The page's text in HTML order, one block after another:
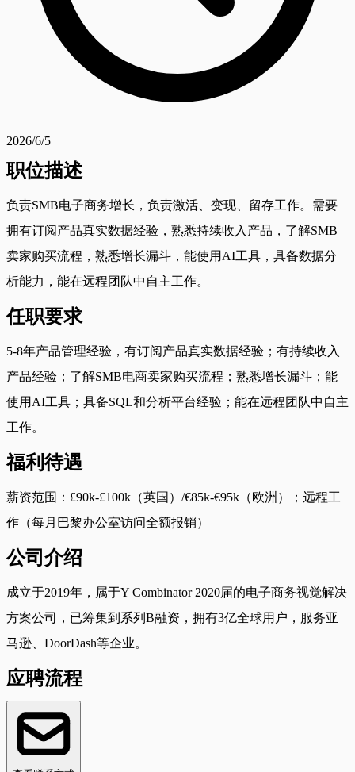
2026/6/5
职位描述
负责SMB电子商务增长，负责激活、变现、留存工作。需要
拥有订阅产品真实数据经验，熟悉持续收入产品，了解SMB
卖家购买流程，熟悉增长漏斗，能使用AI工具，具备数据分
析能力，能在远程团队中自主工作。
任职要求
5-8年产品管理经验，有订阅产品真实数据经验；有持续收入
产品经验；了解SMB电商卖家购买流程；熟悉增长漏斗；能
使用AI工具；具备SQL和分析平台经验；能在远程团队中自主
工作。
福利待遇
薪资范围：£90k-£100k（英国）/€85k-€95k（欧洲）；远程工
作（每月巴黎办公室访问全额报销）
公司介绍
成立于2019年，属于Y Combinator 2020届的电子商务视觉解决
方案公司，已筹集到系列B融资，拥有3亿全球用户，服务亚
马逊、DoorDash等企业。
应聘流程